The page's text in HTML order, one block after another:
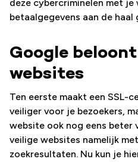
deze cybercriminelen met
betaalgegevens aan de haal
Google
websites
Ten eerste maakt een SSL-
veiliger voor je bezoekers,
website ook nog eens beter
veilige websites namelijk
zoekresultaten. Nu kun je